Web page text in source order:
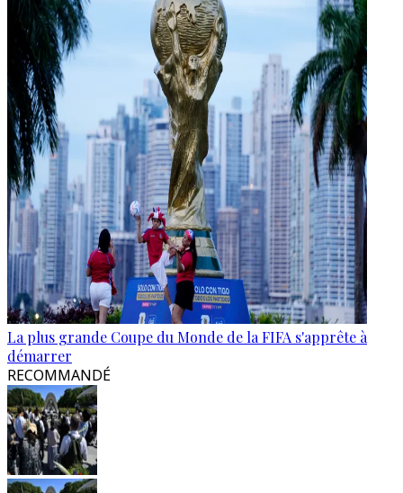
La plus grande Coupe du Monde de la FIFA s'apprête à
démarrer
RECOMMANDÉ